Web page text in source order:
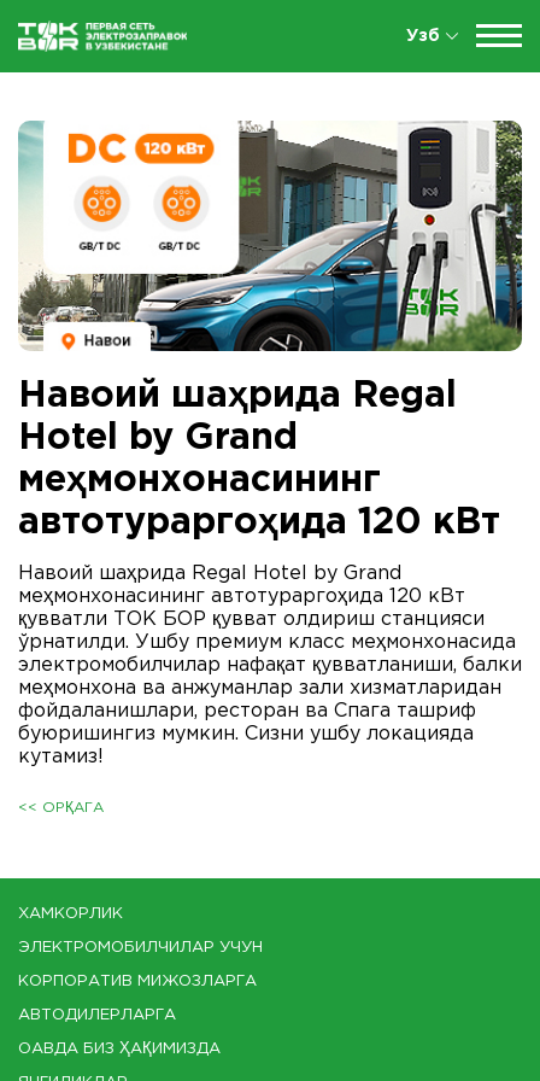
Узб
Навоий шаҳрида Regal
Hotel by Grand
меҳмонхонасининг
автотураргоҳида 120 кВт
Навоий шаҳрида Regal Hotel by Grand
меҳмонхонасининг автотураргоҳида 120 кВт
қувватли ТОК БОР қувват олдириш станцияси
ўрнатилди. Ушбу премиум класс меҳмонхонасида
электромобилчилар нафақат қувватланиши, балки
меҳмонхона ва анжуманлар зали хизматларидан
фойдаланишлари, ресторан ва Спага ташриф
буюришингиз мумкин. Сизни ушбу локацияда
кутамиз!
<< ОРҚАГА
ХАМКОРЛИК
ЭЛЕКТРОМОБИЛЧИЛАР УЧУН
КОРПОРАТИВ МИЖОЗЛАРГА
АВТОДИЛЕРЛАРГА
ОАВДА БИЗ ҲАҚИМИЗДА